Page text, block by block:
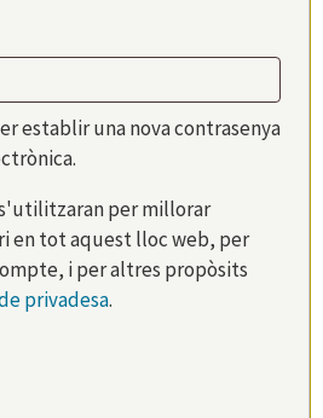
establir una nova contrasenya
per millorar
en tot aquest lloc web, per
i per altres propòsits
privadesa.